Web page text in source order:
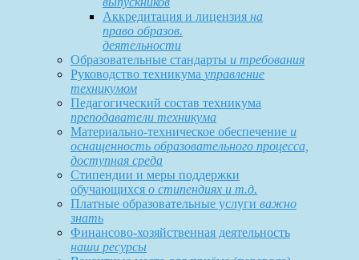
Аккредитация и лицензия на
право образов.
деятельности
Образовательные стандарты и требования
Руководство техникума управление
техникумом
Педагогический состав техникума
преподаватели техникума
Материально-техническое обеспечение и
оснащенность образовательного процесса,
доступная среда
Стипендии и меры поддержки
обучающихся о стипендиях и т.д.
Платные образовательные услуги важно
знать
Финансово-хозяйственная деятельность
наши ресурсы